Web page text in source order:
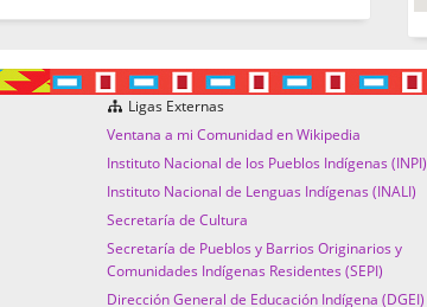
Ligas Externas
Ventana a mi Comunidad en Wikipedia
Instituto Nacional de los Pueblos Indígenas (INPI)
Instituto Nacional de Lenguas Indígenas (INALI)
Secretaría de Cultura
Secretaría de Pueblos y Barrios Originarios y
Comunidades Indígenas Residentes (SEPI)
Dirección General de Educación Indígena (DGEI)